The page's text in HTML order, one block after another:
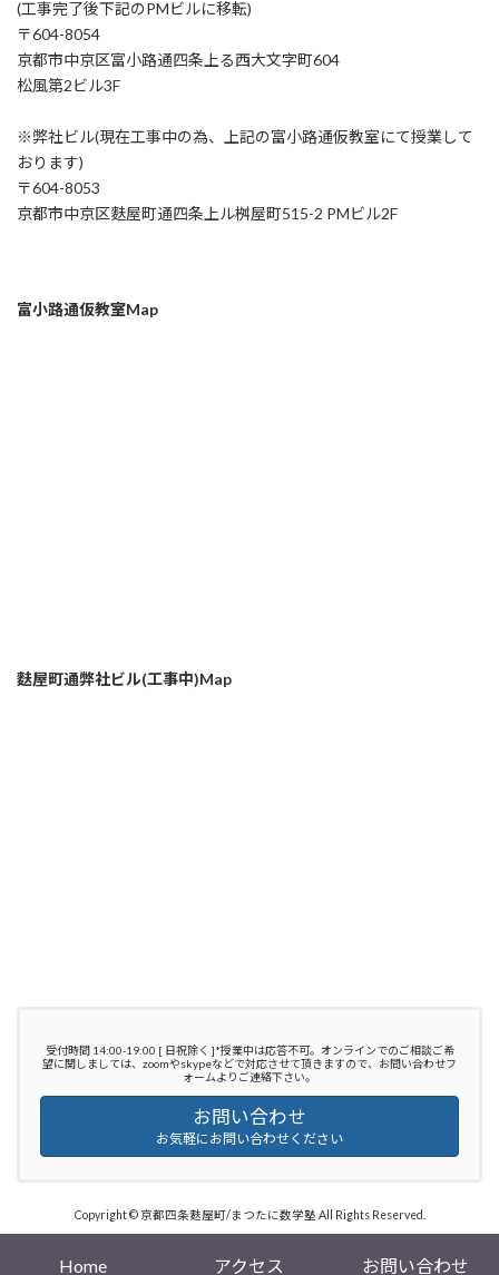
(工事完了後下記のPMビルに移転)
〒604-8054
京都市中京区富小路通四条上る西大文字町604
松風第2ビル3F
※弊社ビル(現在工事中の為、上記の富小路通仮教室にて授業して
おります)
〒604-8053
京都市中京区麩屋町通四条上ル桝屋町515-2 PMビル2F
富小路通仮教室Map
麩屋町通弊社ビル(工事中)Map
受付時間 14:00-19:00 [ 日祝除く ]*授業中は応答不可。オンラインでのご相談ご希
望に関しましては、zoomやskypeなどで対応させて頂きますので、お問い合わせフ
ォームよりご連絡下さい。
お問い合わせ
お気軽にお問い合わせください
Copyright © 京都四条麩屋町/まつたに数学塾 All Rights Reserved.
Home アクセス お問い合わせ